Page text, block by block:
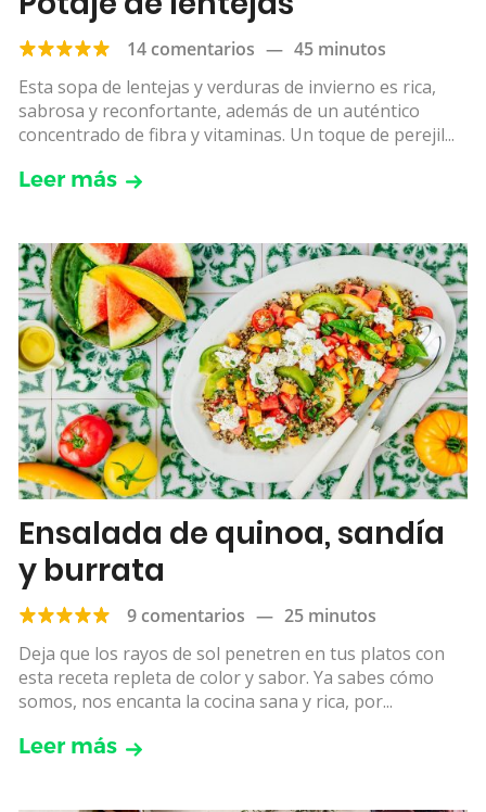
14 comentarios — 45 minutos
Esta sopa de lentejas y verduras de invierno es rica,
sabrosa y reconfortante, además de un auténtico
concentrado de fibra y vitaminas. Un toque de perejil...
Leer más
Ensalada de quinoa, sandía
y burrata
9 comentarios — 25 minutos
Deja que los rayos de sol penetren en tus platos con
esta receta repleta de color y sabor. Ya sabes cómo
somos, nos encanta la cocina sana y rica, por...
Leer más